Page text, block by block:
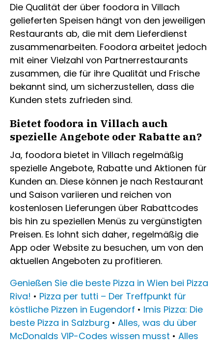
Die Qualität der über foodora in Villach
gelieferten Speisen hängt von den jeweiligen
Restaurants ab, die mit dem Lieferdienst
zusammenarbeiten. Foodora arbeitet jedoch
mit einer Vielzahl von Partnerrestaurants
zusammen, die für ihre Qualität und Frische
bekannt sind, um sicherzustellen, dass die
Kunden stets zufrieden sind.
Bietet foodora in Villach auch
spezielle Angebote oder Rabatte an?
Ja, foodora bietet in Villach regelmäßig
spezielle Angebote, Rabatte und Aktionen für
Kunden an. Diese können je nach Restaurant
und Saison variieren und reichen von
kostenlosen Lieferungen über Rabattcodes
bis hin zu speziellen Menüs zu vergünstigten
Preisen. Es lohnt sich daher, regelmäßig die
App oder Website zu besuchen, um von den
aktuellen Angeboten zu profitieren.
Genießen Sie die beste Pizza in Wien bei Pizza
Riva! • Pizza per tutti – Der Treffpunkt für
köstliche Pizzen in Eugendorf • Imis Pizza: Die
beste Pizza in Salzburg • Alles, was du über
McDonalds VIP-Codes wissen musst • Alles